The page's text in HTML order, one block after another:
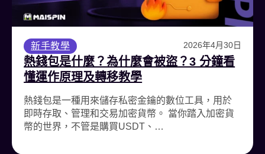
新手教學 2026年4月30日
熱錢包是什麼？為什麼會被盜？3 分鐘看
懂運作原理及轉移教學
熱錢包是一種用來儲存私密金鑰的數位工具，用於
即時存取、管理和交易加密貨幣。 當你踏入加密貨
幣的世界，不管是購買USDT、…